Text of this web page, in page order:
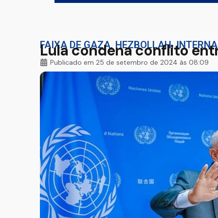
FAIXA DE GAZA, HEZBOLLAH,
Lula condena conflito
Publicado em 25 de setembro de 2024 às 08:09